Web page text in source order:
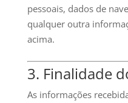
pessoais, dados de
qualquer outra
acima.
3. Finalidade
As informações